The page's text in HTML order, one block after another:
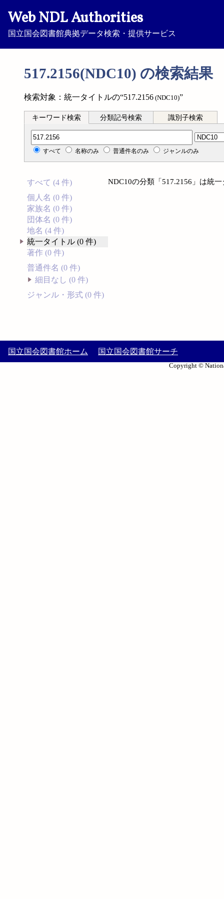
Web NDL Authorities
国立国会図書館典拠データ検索・提供サービス
517.2156(NDC10) の検索結果
検索対象：統一タイトルの“517.2156 (NDC10)”
キーワード検索 分類記号検索 識別子検索
分類記号検索
すべて 名称のみ 普通件名のみ ジャンルのみ
すべて (4 件)
個人名 (0 件)
家族名 (0 件)
団体名 (0 件)
地名 (4 件)
統一タイトル (0 件)
著作 (0 件)
普通件名 (0 件)
細目なし (0 件)
ジャンル・形式 (0 件)
NDC10の分類「517.2156」は統
国立国会図書館ホーム 国立国会図書館サーチ
Copyright ©